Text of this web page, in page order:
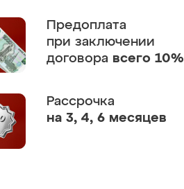
Предоплата
при заключении
договора всего 10%
Рассрочка
на 3, 4, 6 месяцев